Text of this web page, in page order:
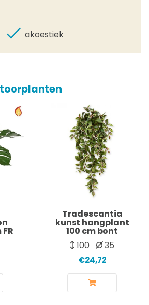
akoestiek
Tradescantia
kunst hangplant
100 cm bont
100
35
€24,72